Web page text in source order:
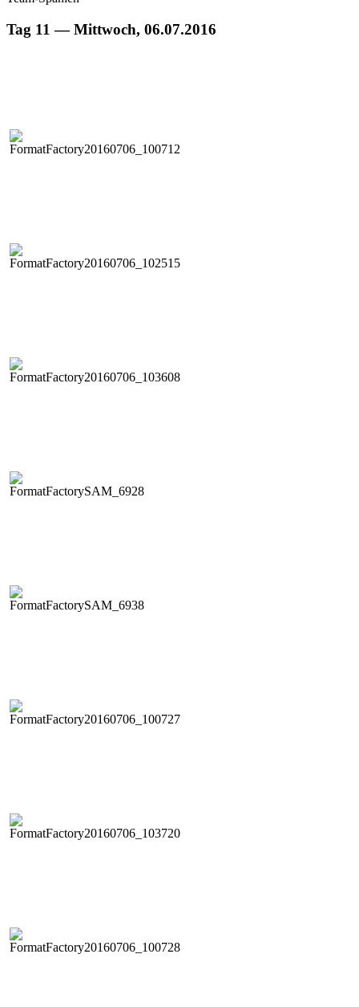
Tag 11 — Mittwoch, 06.07.2016